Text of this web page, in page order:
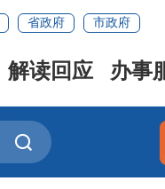
省政府 市政府
解读回应 办事